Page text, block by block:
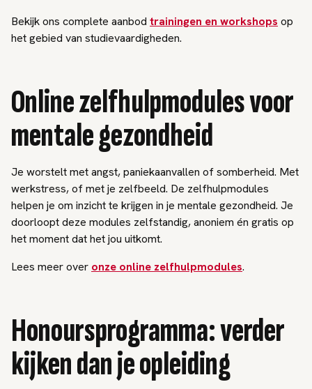
Bekijk ons complete aanbod trainingen en workshops op
het gebied van studievaardigheden.
Online zelfhulpmodules voor
mentale gezondheid
Je worstelt met angst, paniekaanvallen of somberheid. Met
werkstress, of met je zelfbeeld. De zelfhulpmodules
helpen je om inzicht te krijgen in je mentale gezondheid. Je
doorloopt deze modules zelfstandig, anoniem én gratis op
het moment dat het jou uitkomt.
Lees meer over onze online zelfhulpmodules.
Honoursprogramma: verder
kijken dan je opleiding